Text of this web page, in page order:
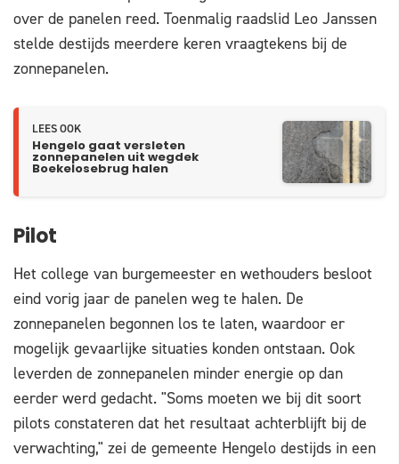
over de panelen reed. Toenmalig raadslid Leo Janssen
stelde destijds meerdere keren vraagtekens bij de
zonnepanelen.
LEES OOK
Hengelo gaat versleten
zonnepanelen uit wegdek
Boekelosebrug halen
Pilot
Het college van burgemeester en wethouders besloot
eind vorig jaar de panelen weg te halen. De
zonnepanelen begonnen los te laten, waardoor er
mogelijk gevaarlijke situaties konden ontstaan. Ook
leverden de zonnepanelen minder energie op dan
eerder werd gedacht. "Soms moeten we bij dit soort
pilots constateren dat het resultaat achterblijft bij de
verwachting," zei de gemeente Hengelo destijds in een